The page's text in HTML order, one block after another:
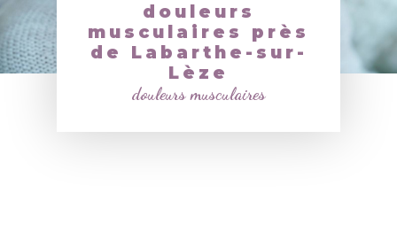
douleurs
musculaires près
de Labarthe-sur-
Lèze
douleurs musculaires